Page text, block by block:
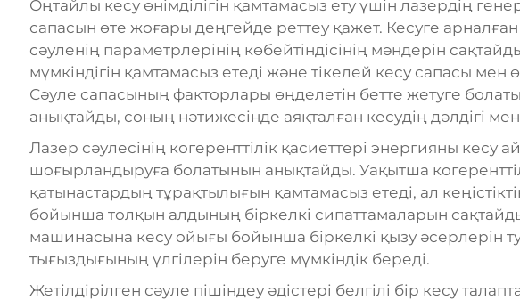
Оңтайлы кесу өнімділігін қамтамасыз ету үшін лазердің
сапасын өте жоғары деңгейде реттеу қажет. Кесуге арналған
сәуленің параметрлерінің көбейтіндісінің мәндерін
мүмкіндігін қамтамасыз етеді және тікелей кесу сапасы
Сәуле сапасының факторлары өңделетін бетте жетуге
анықтайды, соның нәтижесінде аяқталған кесудің дәлдігі
Лазер сәулесінің когеренттілік қасиеттері энергияны кесу
шоғырландыруға болатынын анықтайды. Уақытша
қатынастардың тұрақтылығын қамтамасыз етеді, ал
бойынша толқын алдының біркелкі сипаттамаларын
машинасына кесу ойығы бойынша біркелкі қызу әсерлерін
тығыздығының үлгілерін беруге мүмкіндік береді.
Жетілдірілген сәуле пішіндеу әдістері белгілі бір кесу